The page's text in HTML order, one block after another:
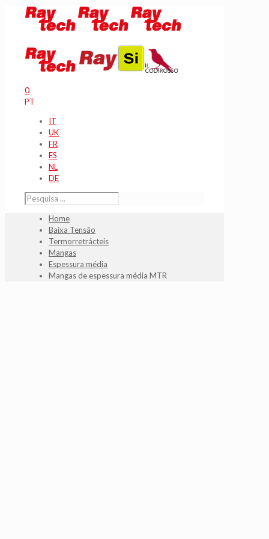
0
PT
IT
UK
FR
ES
NL
DE
Home
Baixa Tensão
Termorretrácteis
Mangas
Espessura média
Mangas de espessura média MTR